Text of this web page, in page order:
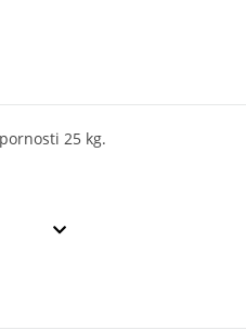
25 kg.